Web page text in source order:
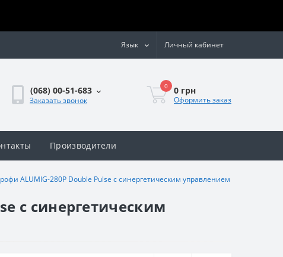
Язык Личный кабинет
(068) 00-51-683
Заказать звонок
0 0 грн
Оформить заказ
Производители
ALUMIG-280P Double Pulse с синергетическим управлением
с синергетическим